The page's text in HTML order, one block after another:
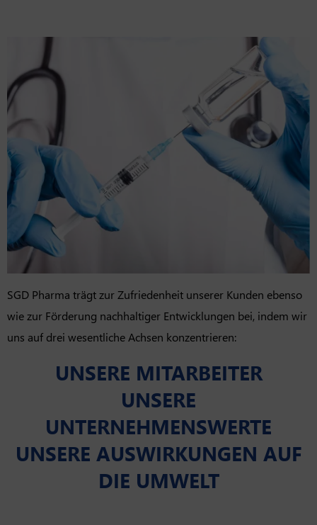
SGD Pharma trägt zur Zufriedenheit unserer Kunden ebenso
wie zur Förderung nachhaltiger Entwicklungen bei, indem wir
uns auf drei wesentliche Achsen konzentrieren:
UNSERE MITARBEITER
UNSERE
UNTERNEHMENSWERTE
UNSERE AUSWIRKUNGEN AUF
DIE UMWELT